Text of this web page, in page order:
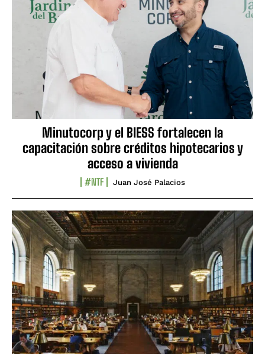
Minutocorp y el BIESS fortalecen la
capacitación sobre créditos hipotecarios y
acceso a vivienda
#NTF Juan José Palacios